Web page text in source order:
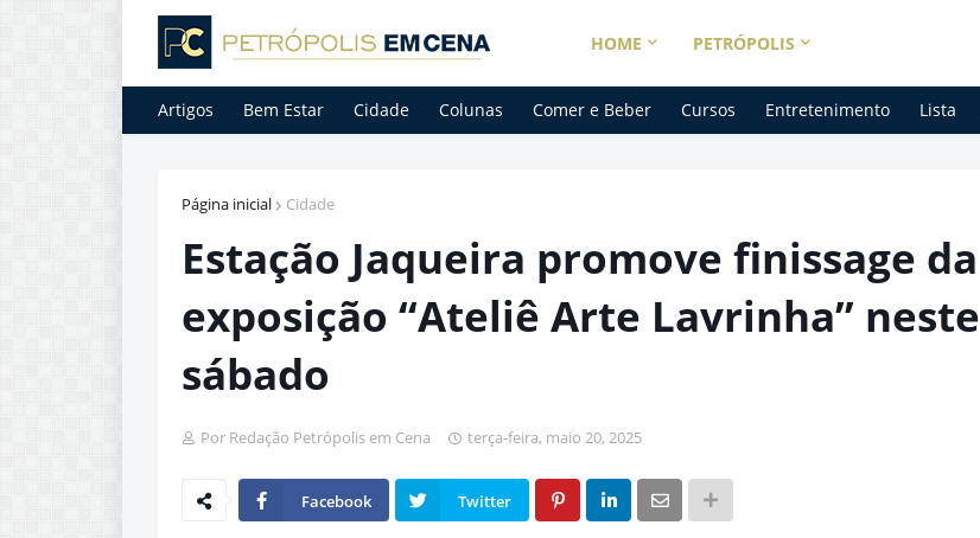
HOME PETRÓPOLIS
Artigos Bem Estar Cidade Colunas Comer e Beber Cursos Entretenimento Lista
Página inicial Cidade
Estação Jaqueira promove finissage da
exposição “Ateliê Arte Lavrinha” neste
sábado
Por Redação Petrópolis em Cena terça-feira, maio 20, 2025
Facebook Twitter